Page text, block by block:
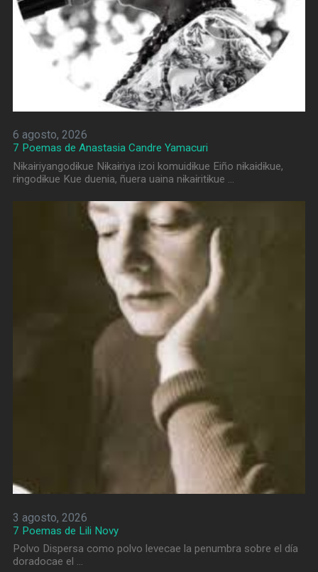
6 agosto, 2026
7 Poemas de Anastasia Candre Yamacuri
Nɨkaɨriyangodɨkue Nɨkaɨriya izoi komuidɨkue Eiño nɨkaɨdɨkue,
rɨngodɨkue Kue duenia, ñuera uaina nɨkaɨritɨkue …
3 agosto, 2026
7 Poemas de Lili Novy
Polvo Dispersa como polvo levecae la penumbra sobre el día
doradocae el …